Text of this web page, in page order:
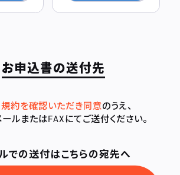
お申込書の送付先
約を確認いただき同意のうえ、
ルまたはFAXにてご送付ください。
での送付はこちらの宛先へ